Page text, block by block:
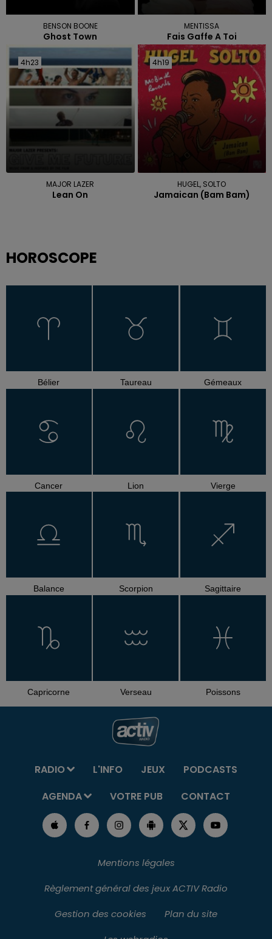
BENSON BOONE
Ghost Town
MENTISSA
Fais Gaffe A Toi
4h23
4h23
MAJOR LAZER
Lean On
4h19
4h19
HUGEL, SOLTO
Jamaican (bam Bam)
HOROSCOPE
Bélier Taureau Gémeaux
Cancer Lion Vierge
Balance Scorpion Sagittaire
Capricorne Verseau Poissons
RADIO L'INFO JEUX
PODCASTS
AGENDA
VOTRE PUB CONTACT
Mentions légales
Règlement général des jeux ACTIV Radio
Gestion des cookies
Plan du site